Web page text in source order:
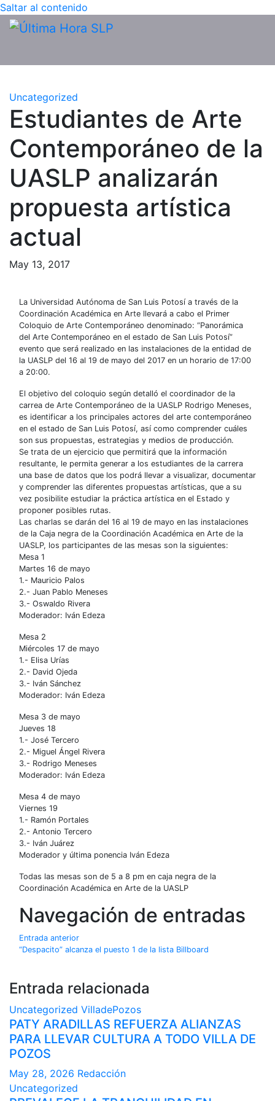
Saltar al contenido
Uncategorized
Estudiantes de Arte
Contemporáneo de la
UASLP analizarán
propuesta artística
actual
May 13, 2017
La Universidad Autónoma de San Luis Potosí a través de la
Coordinación Académica en Arte llevará a cabo el Primer
Coloquio de Arte Contemporáneo denominado: “Panorámica
del Arte Contemporáneo en el estado de San Luis Potosí”
evento que será realizado en las instalaciones de la entidad de
la UASLP del 16 al 19 de mayo del 2017 en un horario de 17:00
a 20:00.
El objetivo del coloquio según detalló el coordinador de la
carrea de Arte Contemporáneo de la UASLP Rodrigo Meneses,
es identificar a los principales actores del arte contemporáneo
en el estado de San Luis Potosí, así como comprender cuáles
son sus propuestas, estrategias y medios de producción.
Se trata de un ejercicio que permitirá que la información
resultante, le permita generar a los estudiantes de la carrera
una base de datos que los podrá llevar a visualizar, documentar
y comprender las diferentes propuestas artísticas, que a su
vez posibilite estudiar la práctica artística en el Estado y
proponer posibles rutas.
Las charlas se darán del 16 al 19 de mayo en las instalaciones
de la Caja negra de la Coordinación Académica en Arte de la
UASLP, los participantes de las mesas son la siguientes:
Mesa 1
Martes 16 de mayo
1.- Mauricio Palos
2.- Juan Pablo Meneses
3.- Oswaldo Rivera
Moderador: Iván Edeza
Mesa 2
Miércoles 17 de mayo
1.- Elisa Urías
2.- David Ojeda
3.- Iván Sánchez
Moderador: Iván Edeza
Mesa 3 de mayo
Jueves 18
1.- José Tercero
2.- Miguel Ángel Rivera
3.- Rodrigo Meneses
Moderador: Iván Edeza
Mesa 4 de mayo
Viernes 19
1.- Ramón Portales
2.- Antonio Tercero
3.- Iván Juárez
Moderador y última ponencia Iván Edeza
Todas las mesas son de 5 a 8 pm en caja negra de la
Coordinación Académica en Arte de la UASLP
Navegación de entradas
Entrada anterior
“Despacito” alcanza el puesto 1 de la lista Billboard
Entrada relacionada
Uncategorized VilladePozos
PATY ARADILLAS REFUERZA ALIANZAS
PARA LLEVAR CULTURA A TODO VILLA DE
POZOS
May 28, 2026 Redacción
Uncategorized